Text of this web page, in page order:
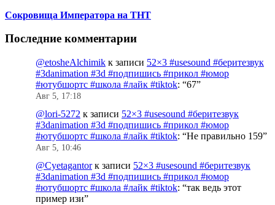
Сокровища Императора на ТНТ
Последние комментарии
@etosheAlchimik к записи 52×3 #usesound #беритезвук
#3danimation #3d #подпишись #прикол #юмор
#ютубшортс #школа #лайк #tiktok: “67”
Авг 5, 17:18
@lori-5272 к записи 52×3 #usesound #беритезвук
#3danimation #3d #подпишись #прикол #юмор
#ютубшортс #школа #лайк #tiktok: “Не правильно 159”
Авг 5, 10:46
@Cyetagantorк записи 52×3 #usesound #беритезвук
#3danimation #3d #подпишись #прикол #юмор
#ютубшортс #школа #лайк #tiktok: “так ведь этот
пример изи”